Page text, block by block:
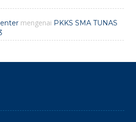
mengenai PKKS SMA TUNAS